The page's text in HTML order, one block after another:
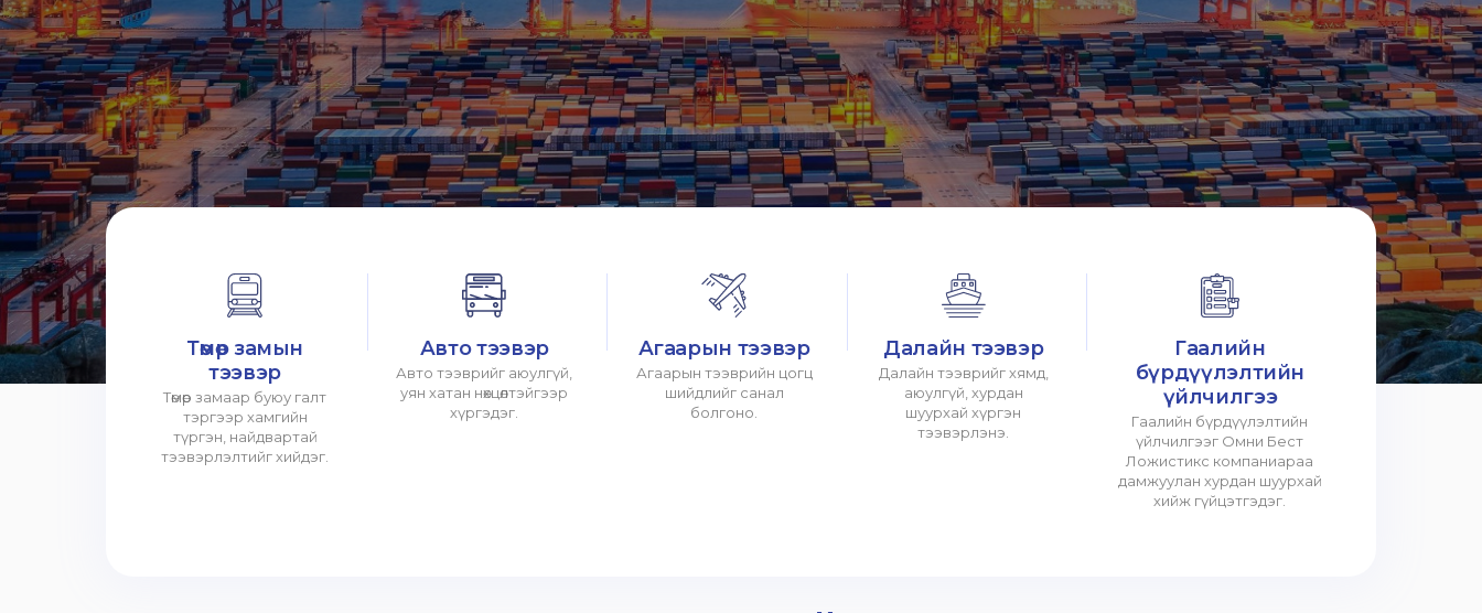
Төмөр замын
тээвэр
Төмөр замаар буюу галт
тэргээр хамгийн
түргэн, найдвартай
тээвэрлэлтийг хийдэг.
Авто тээвэр
Авто тээврийг аюулгүй,
уян хатан нөхцөлтэйгээр
хүргэдэг.
Агаарын тээвэр
Агаарын тээврийн цогц
шийдлийг санал
болгоно.
Далайн тээвэр
Далайн тээврийг хямд,
аюулгүй, хурдан
шуурхай хүргэн
тээвэрлэнэ.
Гаалийн
бүрдүүлэлтийн
үйлчилгээ
Гаалийн бүрдүүлэлтийн
үйлчилгээг Омни Бест
Ложистикс компаниараа
дамжуулан хурдан шуурхай
хийж гүйцэтгэдэг.